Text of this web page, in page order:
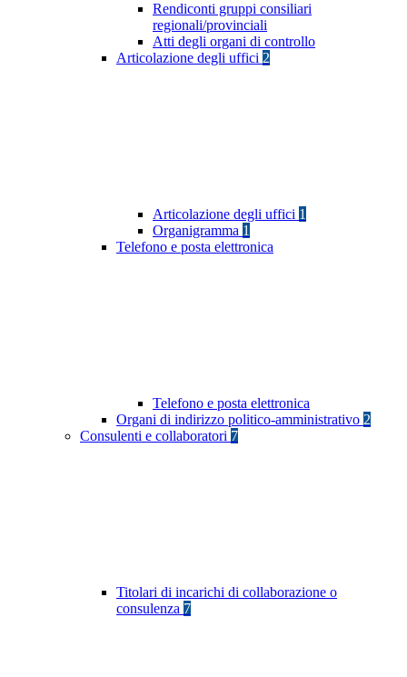
Rendiconti gruppi consiliari
regionali/provinciali
Atti degli organi di controllo
Articolazione degli uffici 2
Articolazione degli uffici 1
Organigramma 1
Telefono e posta elettronica
Telefono e posta elettronica
Organi di indirizzo politico-amministrativo 2
Consulenti e collaboratori 7
Titolari di incarichi di collaborazione o
consulenza 7